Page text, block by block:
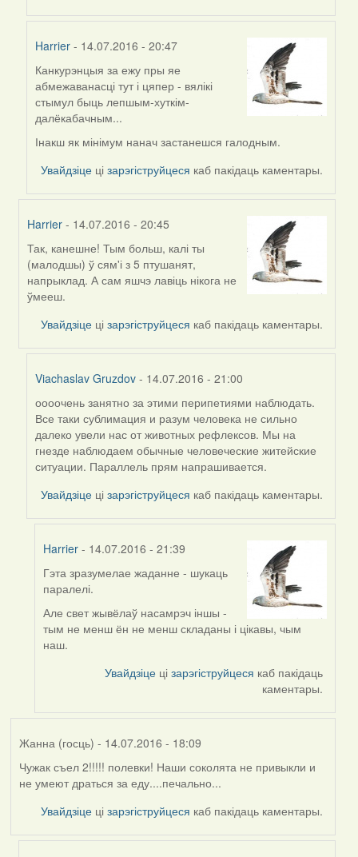
Viachaslav
Harrier - 14.07.2016 - 20:47
In
reply
to
by
Viachaslav
Канкурэнцыя за ежу пры яе
абмежаванасці тут і цяпер - вялікі
стымул быць лепшым-хуткім-
далёкабачным...
Інакш як мінімум нанач застанешся галодным.
Увайдзіце цізарэгіструйцеся каб пакідаць каментары.
Harrier - 14.07.2016 - 20:45
In
reply
to
by
Viachaslav
Gruzdov
Так, канешне! Тым больш, калі ты
(малодшы) ў сям'і з 5 птушанят,
напрыклад. А сам яшчэ лавіць нікога не
ўмееш.
Увайдзіце цізарэгіструйцеся каб пакідаць каментары.
Viachaslav Gruzdov - 14.07.2016 - 21:00
In
reply
to
by
Harrier
оооочень занятно за этими перипетиями наблюдать.
Все таки сублимация и разум человека не сильно
далеко увели нас от животных рефлексов. Мы на
гнезде наблюдаем обычные человеческие житейские
ситуации. Параллель прям напрашивается.
Увайдзіце цізарэгіструйцеся каб пакідаць каментары.
Harrier- 14.07.2016 - 21:39
In
reply
to
by
Viachaslav
Гэта зразумелае жаданне - шукаць
паралелі.
Але свет жывёлаў насамрэч іншы -
тым не менш ён не менш складаны і цікавы, чым
наш.
Увайдзіце цізарэгіструйцеся каб пакідаць
каментары.
Жанна (госць) - 14.07.2016 - 18:09
Чужак съел 2!!!!! полевки! Наши соколята не привыкли и
не умеют драться за еду....печально...
Увайдзіце цізарэгіструйцеся каб пакідаць каментары.